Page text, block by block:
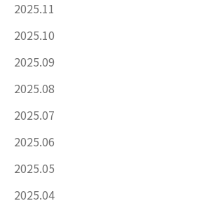
2025.11
2025.10
2025.09
2025.08
2025.07
2025.06
2025.05
2025.04